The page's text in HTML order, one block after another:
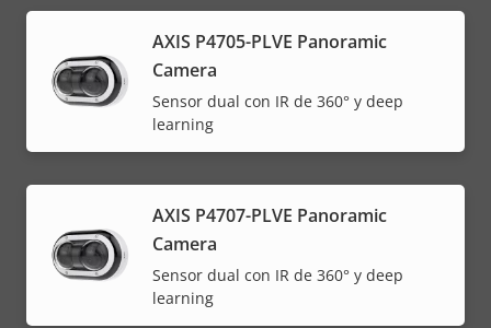
AXIS P4705-PLVE Panoramic
Camera
Sensor dual con IR de 360° y deep
learning
AXIS P4707-PLVE Panoramic
Camera
Sensor dual con IR de 360° y deep
learning